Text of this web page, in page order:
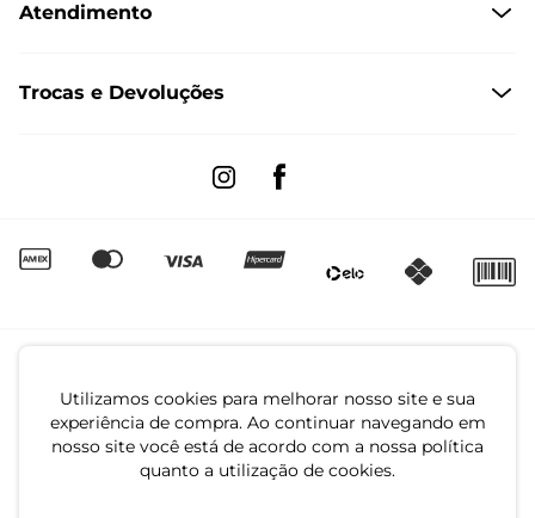
Utilizamos cookies para melhorar nosso site e sua
experiência de compra. Ao continuar navegando em
nosso site você está de acordo com a nossa política
quanto a utilização de cookies.
Políticas de Privacidade
Formas de Entrega
Regulamento de Promoções
Canal de Denúncias | Ética
Atendimento
Fale conosco pelo WhatsApp
Trocas e Devoluções